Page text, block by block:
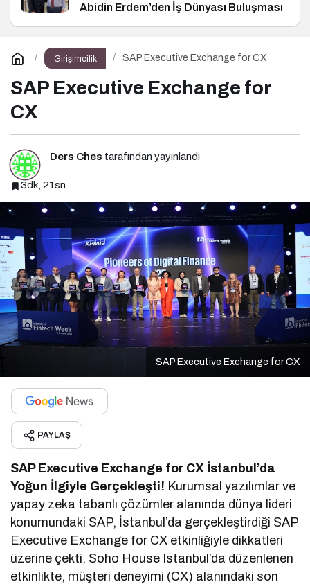
Abidin Erdem’den İş Dünyası Buluşması
Girişimcilik SAP Executive Exchange for CX
SAP Executive Exchange for
CX
Ders Ches tarafından yayınlandı
3dk, 21sn
SAP Executive Exchange for CX
PAYLAŞ
SAP Executive Exchange for CX İstanbul’da
Yoğun İlgiyle Gerçekleşti! Kurumsal yazılımlar ve
yapay zeka tabanlı çözümler alanında dünya lideri
konumundaki SAP, İstanbul’da gerçekleştirdiği SAP
Executive Exchange for CX etkinliğiyle dikkatleri
üzerine çekti. Soho House Istanbul’da düzenlenen
etkinlikte, müşteri deneyimi (CX) alanındaki son